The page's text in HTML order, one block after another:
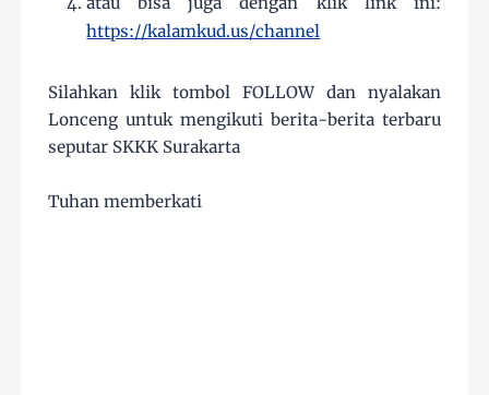
https://kalamkud.us/channel
Silahkan klik tombol FOLLOW dan nyalakan
Lonceng untuk mengikuti berita-berita terbaru
seputar SKKK Surakarta
Tuhan memberkati